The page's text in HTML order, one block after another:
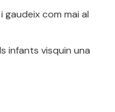
gaudeix com mai al
infants visquin una